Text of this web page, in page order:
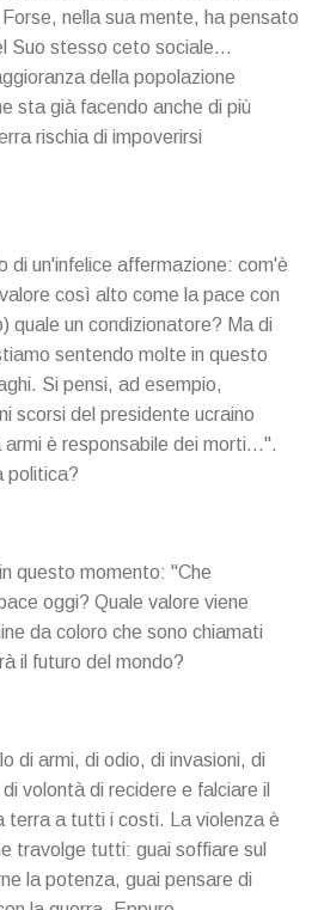
nella sua mente, ha pensato
Suo stesso ceto sociale…
della popolazione
sta già facendo anche di più
rischia di impoverirsi
un'infelice affermazione: com'è
così alto come la pace con
quale un condizionatore? Ma di
sentendo molte in questo
Si pensi, ad esempio,
scorsi del presidente ucraino
armi è responsabile dei morti…".
politica?
questo momento: "Che
oggi? Quale valore viene
da coloro che sono chiamati
il futuro del mondo?
di armi, di odio, di invasioni, di
volontà di recidere e falciare il
terra a tutti i costi. La violenza è
travolge tutti: guai soffiare sul
la potenza, guai pensare di